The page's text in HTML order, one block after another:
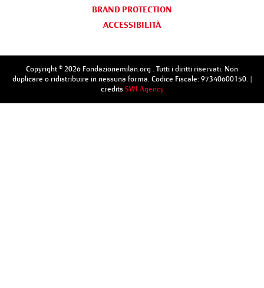
BRAND PROTECTION
ACCESSIBILITÀ
Copyright © 2026 Fondazionemilan.org . Tutti i diritti riservati. Non
duplicare o ridistribuire in nessuna forma. Codice Fiscale: 97340600150. |
credits SWI Agency